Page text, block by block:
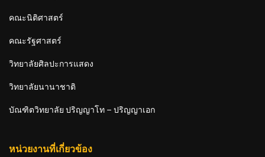
คณะนิติศาสตร์
คณะรัฐศาสตร์
วิทยาลัยศิลปะการแสดง
วิทยาลัยนานาชาติ
บัณฑิตวิทยาลัย ปริญญาโท – ปริญญาเอก
หน่วยงานที่เกี่ยวข้อง